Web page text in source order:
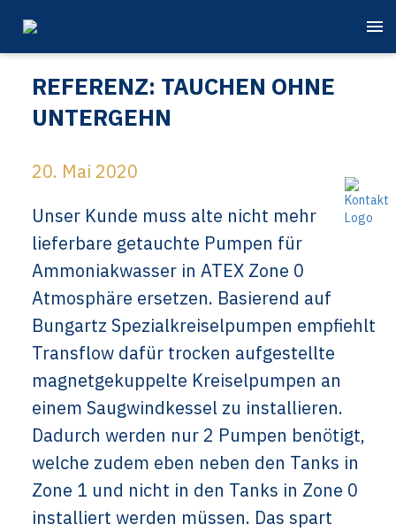
REFERENZ: TAUCHEN OHNE
UNTERGEHN
20. Mai 2020
Unser Kunde muss alte nicht mehr
lieferbare getauchte Pumpen für
Ammoniakwasser in ATEX Zone 0
Atmosphäre ersetzen. Basierend auf
Bungartz Spezialkreiselpumpen empfiehlt
Transflow dafür trocken aufgestellte
magnetgekuppelte Kreiselpumpen an
einem Saugwindkessel zu installieren.
Dadurch werden nur 2 Pumpen benötigt,
welche zudem eben neben den Tanks in
Zone 1 und nicht in den Tanks in Zone 0
installiert werden müssen. Das spart